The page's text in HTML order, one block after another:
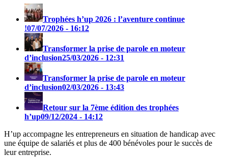
Trophées h’up 2026 : l’aventure continue
!07/07/2026 - 16:12
Transformer la prise de parole en moteur
d’inclusion25/03/2026 - 12:31
Transformer la prise de parole en moteur
d’inclusion02/03/2026 - 13:43
Retour sur la 7ème édition des trophées
h’up09/12/2024 - 14:12
H’up accompagne​​ les entrepreneurs en situation de handicap avec
une équipe de salariés et plus de 400 bénévoles pour le succès de
leur entreprise.